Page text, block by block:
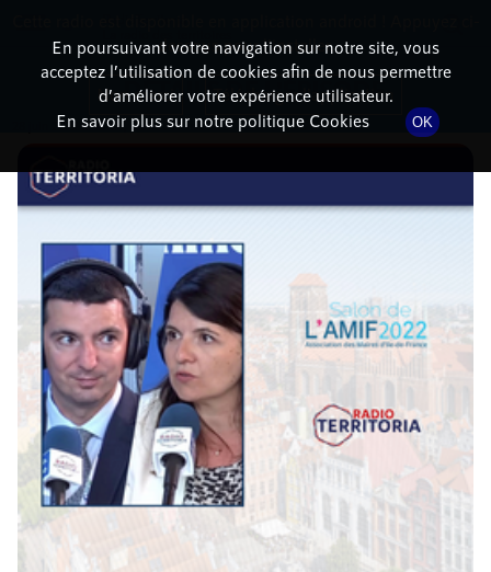
DÉTAILS DE L'ÉPISODE
28 juin 2022 à 16h20, durée : 14 minutes
En poursuivant votre navigation sur notre site, vous
acceptez l’utilisation de cookies afin de nous permettre
d’améliorer votre expérience utilisateur.
En savoir plus sur notre politique Cookies
OK
dessous pour l'installer.
Non merci Télécharger l'application